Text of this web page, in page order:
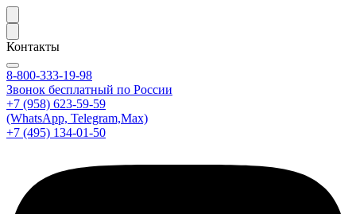
Контакты
8-800-333-19-98
Звонок бесплатный по России
+7 (958) 623-59-59
(WhatsApp, Telegram,Max)
+7 (495) 134-01-50